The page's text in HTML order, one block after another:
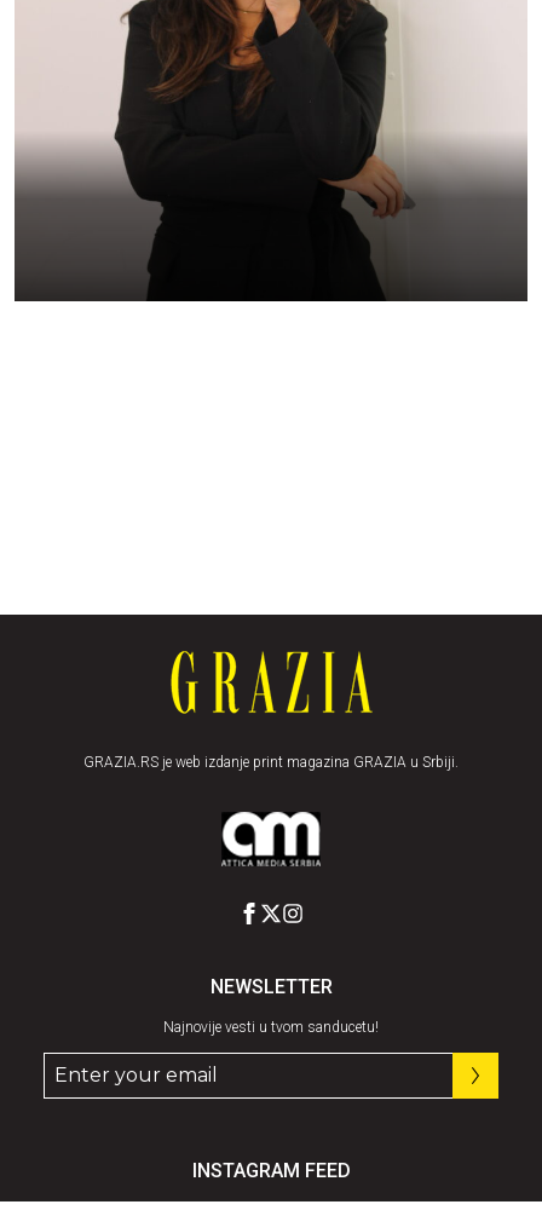
GRAZIA.RS je web izdanje print magazina GRAZIA u Srbiji.
NEWSLETTER
Najnovije vesti u tvom sanducetu!
INSTAGRAM FEED